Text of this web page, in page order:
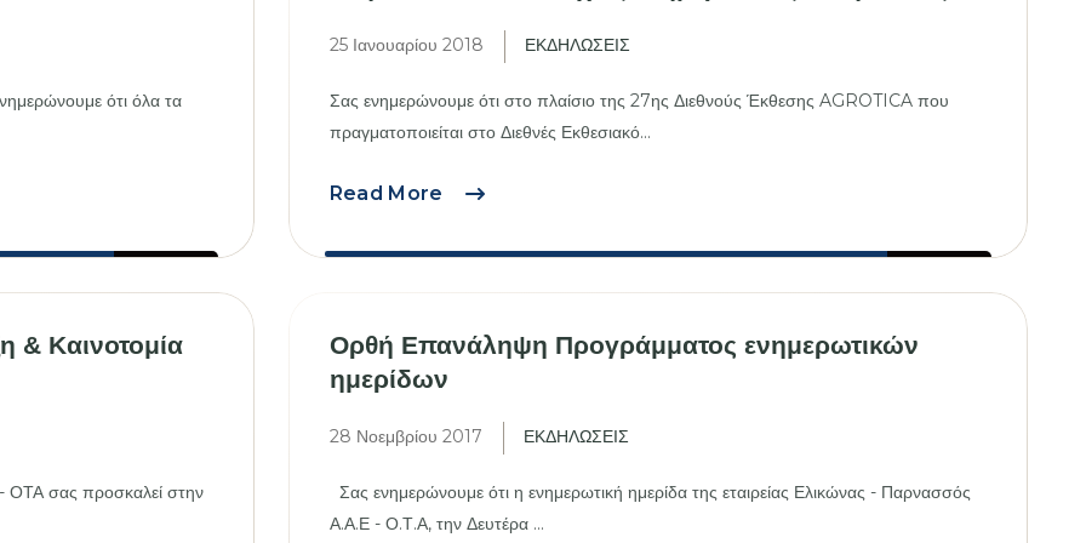
ότι όλα τα
25 Ιανουαρίου 2018 ΕΚΔΗΛΩΣΕΙΣ
Σας ενημερώνουμε ότι στο πλαίσιο της 27ης Διεθνούς Έκθεσης AGROTICA που
πραγματοποιείται στο Διεθνές Εκθεσιακό...
Read More
27η
Ανοιχτές
& Καινοτομία
σας προσκαλεί στην
Ορθή Επανάληψη Προγράμματος ενημερωτικών
ημερίδων
28 Νοεμβρίου 2017 ΕΚΔΗΛΩΣΕΙΣ
Σας ενημερώνουμε ότι η ενημερωτική ημερίδα της εταιρείας Ελικώνας - Παρνασσός
Α.Α.Ε - Ο.Τ.Α, την Δευτέρα ...